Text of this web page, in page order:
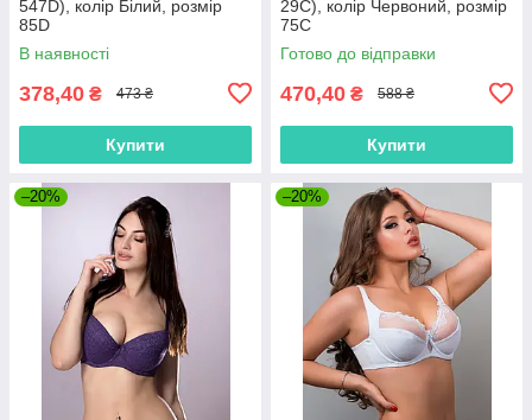
547D), колір Білий, розмір
85D
В наявності
378,40 ₴ 473 ₴
Купити
29C), колір Червоний, розмір
75C
Готово до відправки
470,40 ₴ 588 ₴
Купити
–20% –20%